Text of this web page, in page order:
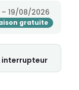
19/08/2026
interrupteur